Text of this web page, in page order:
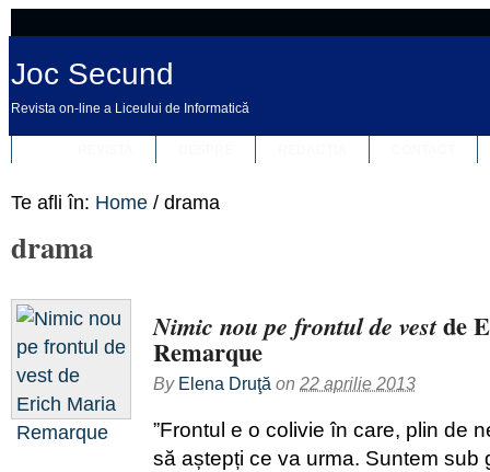
Joc Secund
Revista on-line a Liceului de Informatică
Te afli în: Home / drama
drama
Nimic nou pe frontul de vestde
Remarque
By Elena Druţă on 22 aprilie 2013
”Frontul e o colivie în care, plin de
să aștepți ce va urma. Suntem sub